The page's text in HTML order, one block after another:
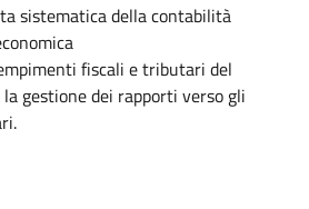
sistematica della contabilità
fiscali e tributari del
la gestione dei rapporti verso gli